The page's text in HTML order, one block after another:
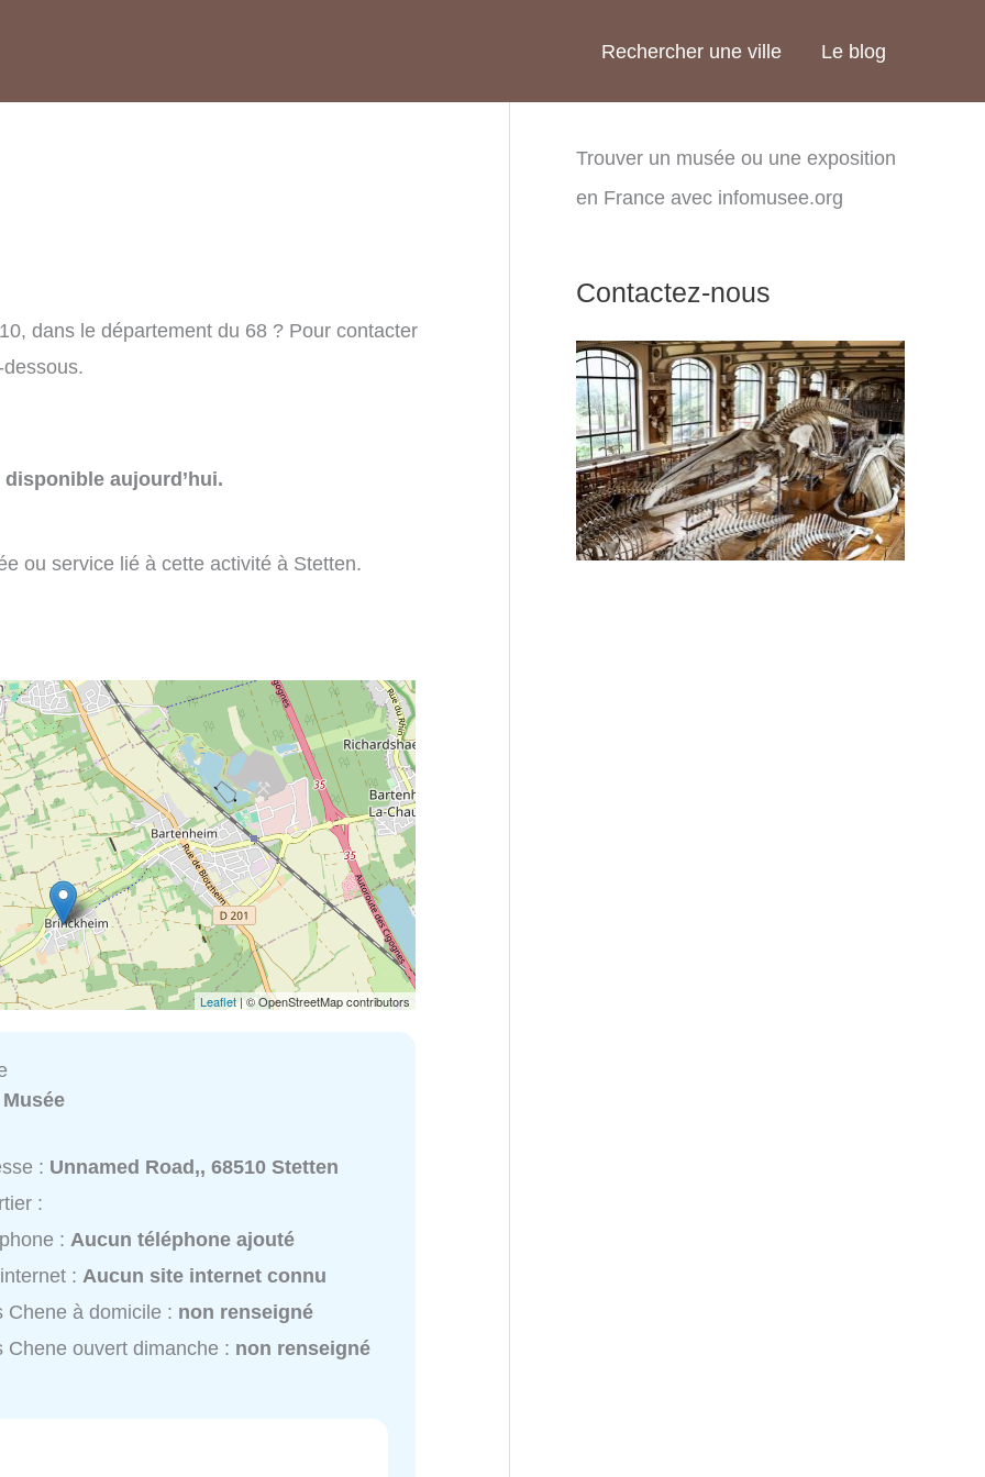
Rechercher une ville Le blog
dans le département du 68 ? Pour contacter
aujourd’hui.
ou service lié à cette activité à Stetten.
Leaflet| © OpenStreetMap contributors
Musée
: Unnamed Road,, 68510 Stetten
:
:Aucun téléphone ajouté
:Aucun site internet connu
Chene à domicile : non renseigné
Chene ouvert dimanche : non renseigné
Trouver un musée ou une exposition
en France avec infomusee.org
Contactez-nous